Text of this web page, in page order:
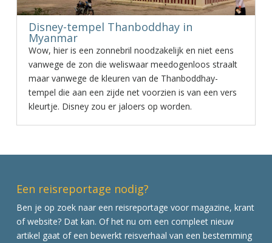
Disney-tempel Thanboddhay in
Myanmar
Wow, hier is een zonnebril noodzakelijk en niet eens
vanwege de zon die weliswaar meedogenloos straalt
maar vanwege de kleuren van de Thanboddhay-
tempel die aan een zijde net voorzien is van een vers
kleurtje. Disney zou er jaloers op worden.
Een reisreportage nodig?
Ben je op zoek naar een reisreportage voor magazine, krant
of website? Dat kan. Of het nu om een compleet nieuw
artikel gaat of een bewerkt reisverhaal van een bestemming